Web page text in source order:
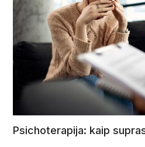
Psichoterapija: kaip